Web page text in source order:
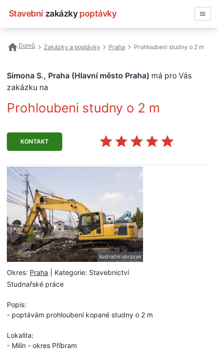
Stavební zakázky poptávky
Nejčastější vyhledávání
Registrace firmy
Domů Zakázky a poptávky Praha Prohloubeni studny o 2 m
Simona S., Praha (Hlavní město Praha) má pro Vás
zakázku na
Prohloubeni studny o 2 m
KONTAKT
Okres: Praha | Kategorie: Stavebnictví
Studnařské práce
Popis:
- poptávám prohloubení kopané studny o 2 m
Lokalita:
- Milín - okres Příbram
ilustrační obrázek